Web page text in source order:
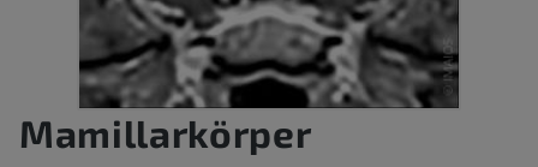
Mamillarkörper